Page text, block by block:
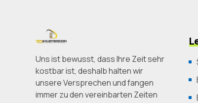
Uns ist bewusst, dass Ihre Zeit sehr
kostbar ist, deshalb halten wir
unsere Versprechen und fangen
immer zu den vereinbarten Zeiten